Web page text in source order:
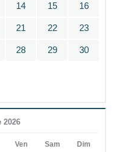
14 15 16
21 22 23
28 29 30
2026
Ven Sam Dim